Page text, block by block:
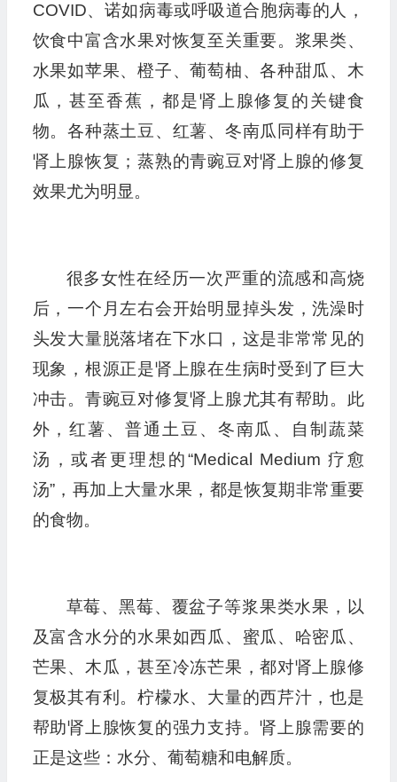
COVID、诺如病毒或呼吸道合胞病毒的人，
饮食中富含水果对恢复至关重要。浆果类、
水果如苹果、橙子、葡萄柚、各种甜瓜、木
瓜，甚至香蕉，都是肾上腺修复的关键食
物。各种蒸土豆、红薯、冬南瓜同样有助于
肾上腺恢复；蒸熟的青豌豆对肾上腺的修复
效果尤为明显。
很多女性在经历一次严重的流感和高烧
后，一个月左右会开始明显掉头发，洗澡时
头发大量脱落堵在下水口，这是非常常见的
现象，根源正是肾上腺在生病时受到了巨大
冲击。青豌豆对修复肾上腺尤其有帮助。此
外，红薯、普通土豆、冬南瓜、自制蔬菜
汤，或者更理想的“Medical Medium 疗愈
汤”，再加上大量水果，都是恢复期非常重要
的食物。
草莓、黑莓、覆盆子等浆果类水果，以
及富含水分的水果如西瓜、蜜瓜、哈密瓜、
芒果、木瓜，甚至冷冻芒果，都对肾上腺修
复极其有利。柠檬水、大量的西芹汁，也是
帮助肾上腺恢复的强力支持。肾上腺需要的
正是这些：水分、葡萄糖和电解质。